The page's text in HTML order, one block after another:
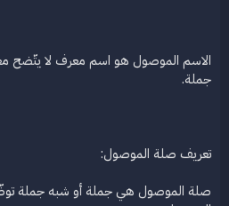
الاسم الموصول هو اسم معرف لا يتّضح
جملة.
تعريف صلة الموصول:
صلة الموصول هي جملة أو شبه جملة